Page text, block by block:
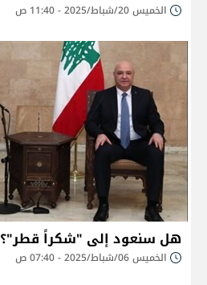
الخميس 20/شباط/2025 - 11:40 ص
هل سنعود إلى "شكراً قطر"؟
الخميس 06/شباط/2025 - 07:40 ص